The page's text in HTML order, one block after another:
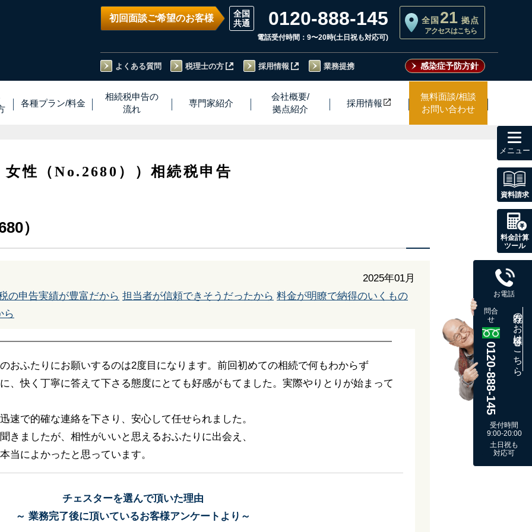
初回面談ご希望のお客様 0120-888-145
電話受付時間：9〜20時(土日祝も対応可)
全国 21 拠点
アクセスはこちら
よくある質問 税理士の方 採用情報 業務提携 感染症予防方針
各種プラン/料金
相続税申告の
流れ
専門家紹介
会社概要/
拠点紹介
採用情報
無料面談/相談
お問い合わせ
女性（No.2680））相続税申告
）
2025年01月
の申告実績が豊富だから 担当者が信頼できそうだったから 料金が明瞭で納得のいくもの
ら
おふたりにお願いするのは2度目になります。前回初めての相続で何もわからず
、快く丁寧に答えて下さる態度にとても好感がもてました。実際やりとりが始まって
速で的確な連絡を下さり、安心して任せられました。
きましたが、相性がいいと思えるおふたりに出会え、
当によかったと思っています。
チェスターを選んで頂いた理由
～ 業務完了後に頂いているお客様アンケートより～
資料請求
料金計算
ツール
お電話
問合
せ
0120-888-145
既存のお客様はこちら
受付時間
9:00-20:00
土日祝も
対応可